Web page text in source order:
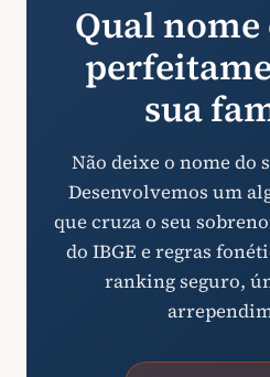
Qual
sua
Não deixe o nome do
Desenvolvemos um
que cruza o seu
do IBGE e regras
ranking seguro,